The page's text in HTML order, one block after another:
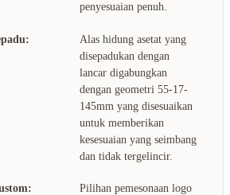
penyesuaian penuh.
Alas hidung asetat yang
disepadukan dengan
lancar digabungkan
dengan geometri 55-17-
145mm yang disesuaikan
untuk memberikan
kesesuaian yang seimbang
dan tidak tergelincir.
Pilihan pemesonaan logo